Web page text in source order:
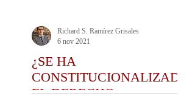
¿SE HA
CONSTITUCIONALIZADO
EL DERECHO
Richard S. Ramírez Grisales
6 nov 2021